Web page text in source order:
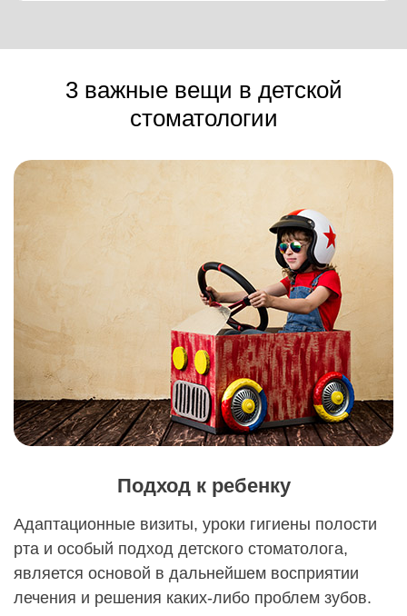
3 важные вещи в детской
стоматологии
Подход к ребенку
Адаптационные визиты, уроки гигиены полости
рта и особый подход детского стоматолога,
является основой в дальнейшем восприятии
лечения и решения каких-либо проблем зубов.